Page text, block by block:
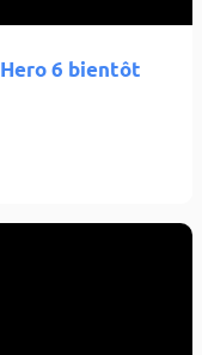
6 bientôt